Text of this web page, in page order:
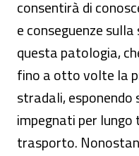
consentirà di
e conseguenze
questa patologia,
fino a otto volte la
stradali,
impegnati per
trasporto.